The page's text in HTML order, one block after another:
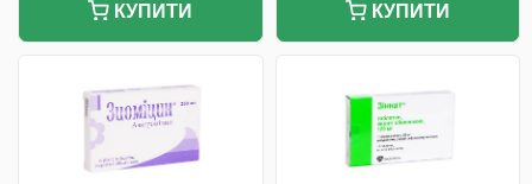
КУПИТИ КУПИТИ